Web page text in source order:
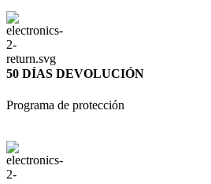
50 DÍAS DEVOLUCIÓN
Programa de protección